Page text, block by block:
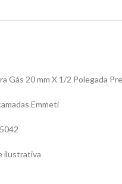
Gás 20 mm X 1/2 Polegada
Emmeti
ilustrativa